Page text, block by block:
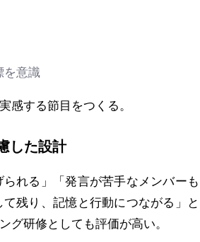
を意識
感する節目をつくる。
した設計
れる」「発言が苦手なメンバーも
残り、記憶と行動につながる」と
グ研修としても評価が高い。